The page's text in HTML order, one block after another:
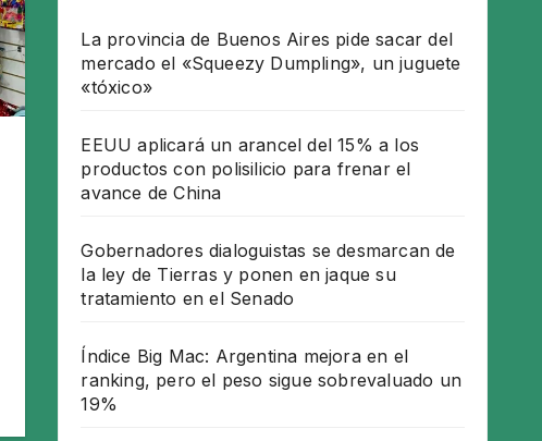
La provincia de Buenos Aires pide sacar del
mercado el «Squeezy Dumpling», un juguete
«tóxico»
EEUU aplicará un arancel del 15% a los
productos con polisilicio para frenar el
avance de China
Gobernadores dialoguistas se desmarcan de
la ley de Tierras y ponen en jaque su
tratamiento en el Senado
Índice Big Mac: Argentina mejora en el
ranking, pero el peso sigue sobrevaluado un
19%